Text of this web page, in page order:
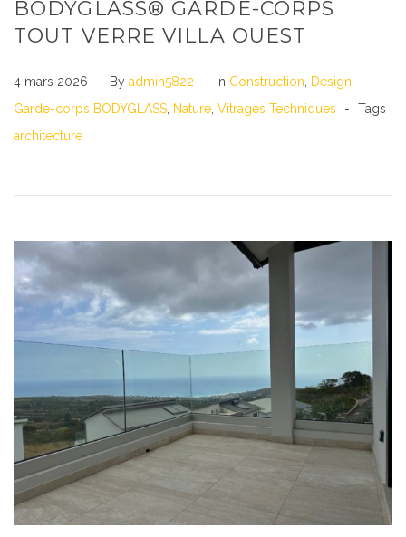
BODYGLASS® GARDE-CORPS
TOUT VERRE VILLA OUEST
4 mars 2026 By admin5822 In Construction, Design,
Garde-corps BODYGLASS, Nature, Vitrages Techniques
Tags
architecture